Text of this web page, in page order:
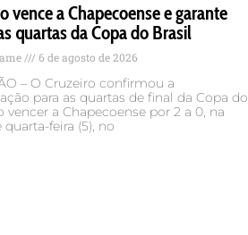
vence a Chapecoense e garante
quartas da Copa do Brasil
6 de agosto de 2026
– O Cruzeiro confirmou a
para as quartas de final da Copa do
vencer a Chapecoense por 2 a 0, na
feira (5), no